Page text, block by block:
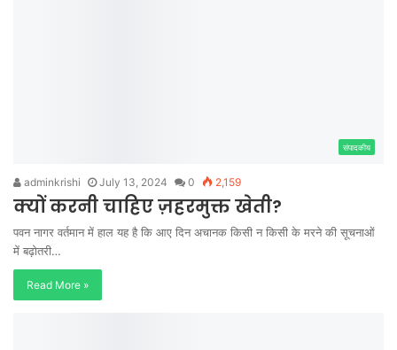
संपादकीय
adminkrishi July 13, 2024 0 2,159
क्यों करनी चाहिए ज़हरमुक्त खेती?
पवन नागर वर्तमान में हाल यह है कि आए दिन अचानक किसी न किसी के मरने की सूचनाओं
में बढ़ोतरी…
Read More »